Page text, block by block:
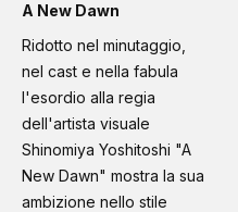
A New Dawn
Ridotto nel minutaggio,
nel cast e nella fabula
l'esordio alla regia
dell'artista visuale
Shinomiya Yoshitoshi "A
New Dawn" mostra la sua
ambizione nello stile